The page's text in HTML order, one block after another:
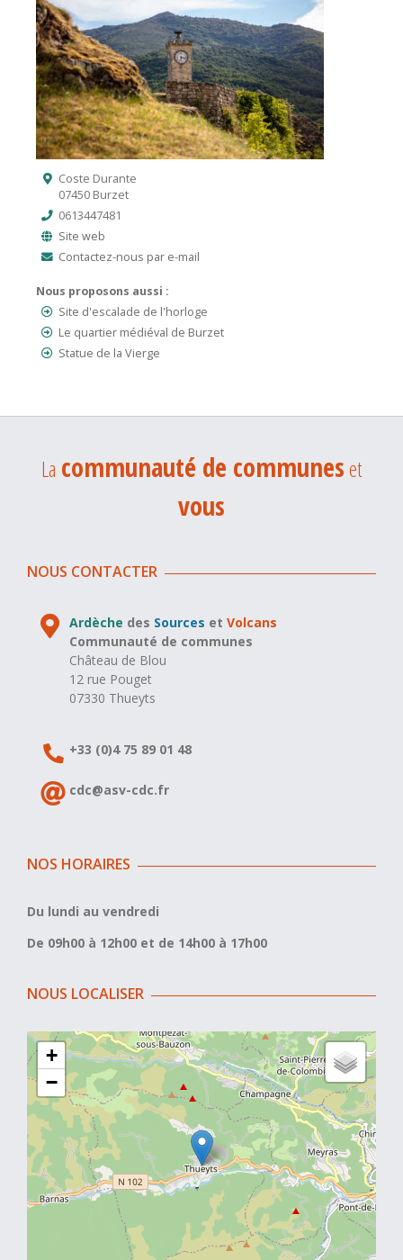
Coste Durante
07450 Burzet
0613447481
Site web
Contactez-nous par e-mail
Nous proposons aussi :
Site d'escalade de l'horloge
Le quartier médiéval de Burzet
Statue de la Vierge
La communauté de communeset
vous
NOUS CONTACTER
Ardèche des Sources etVolcans
Communauté de communes
Château de Blou
12 rue Pouget
07330 Thueyts
+33 (0)4 75 89 01 48
cdc@asv-cdc.fr
NOS HORAIRES
Du lundi au vendredi
De 09h00 à 12h00 et de 14h00 à 17h00
NOUS LOCALISER
+
−